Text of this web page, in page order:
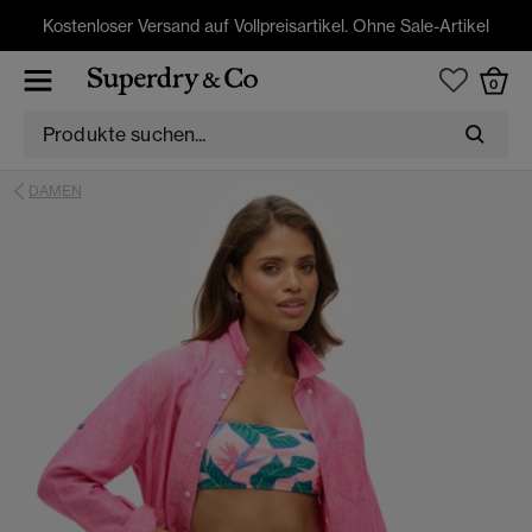
Kostenloser Versand auf Vollpreisartikel. Ohne Sale-Artikel
0
DAMEN